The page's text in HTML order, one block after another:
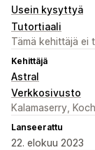
Usein kysyttyä
Tutortiaali
Tämä kehittäjä ei
Kehittäjä
Astral
Verkkosivusto
Kalamaserry,
Lanseerattu
22. elokuu 2023